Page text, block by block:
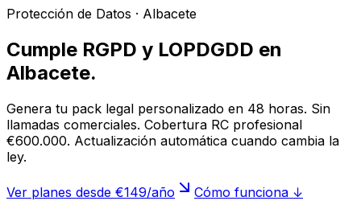
Protección de Datos · Albacete
Cumple RGPD y LOPDGDD en
Albacete.
Genera tu pack legal personalizado en 48 horas. Sin
llamadas comerciales. Cobertura RC profesional
€600.000. Actualización automática cuando cambia la
ley.
Ver planes desde €149/año
Cómo funciona ↓